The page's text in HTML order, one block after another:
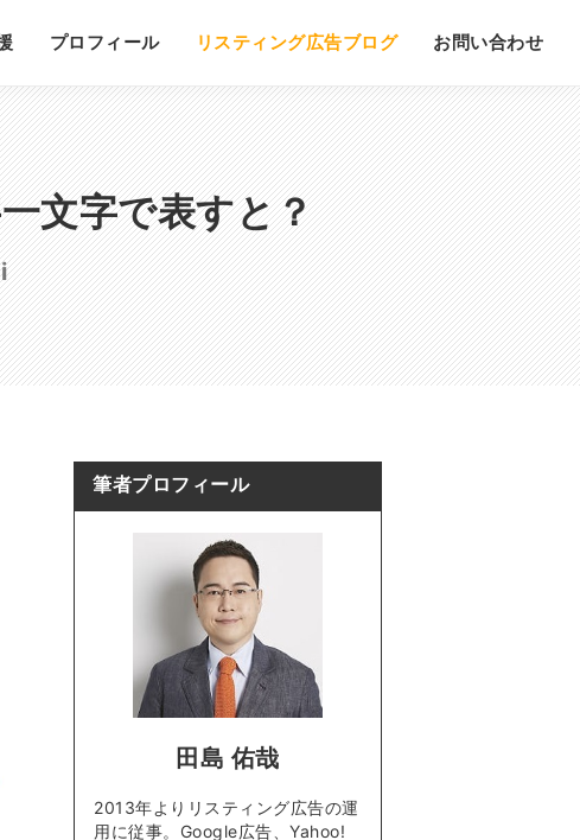
プロフィール リスティング広告ブログ お問い合わせ
文字で表すと？
筆者プロフィール
田島 佑哉
2013年よりリスティング広告の運
用に従事。Google広告、Yahoo!